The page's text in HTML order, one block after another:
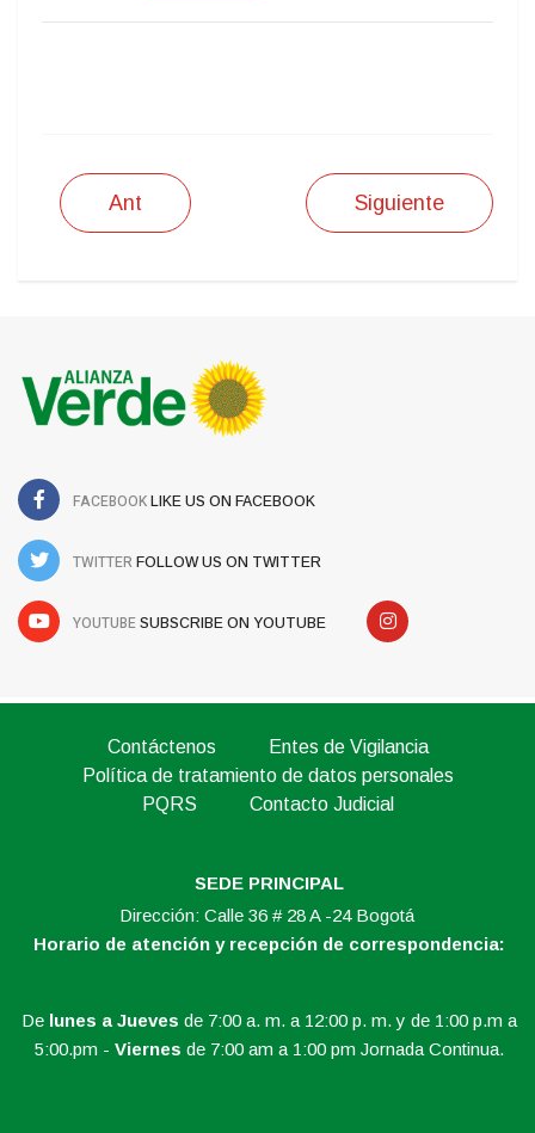
Ant Siguiente
FACEBOOK LIKE US ON FACEBOOK
TWITTER FOLLOW US ON TWITTER
YOUTUBE SUBSCRIBE ON YOUTUBE
Contáctenos
Entes de Vigilancia
Política de tratamiento de datos personales
PQRS
Contacto Judicial
SEDE PRINCIPAL
Dirección: Calle 36 # 28 A -24 Bogotá
Horario de atención y recepción de correspondencia:
De lunes a Jueves de 7:00 a. m. a 12:00 p. m. y de 1:00 p.m a
5:00.pm - Viernes de 7:00 am a 1:00 pm Jornada Continua.